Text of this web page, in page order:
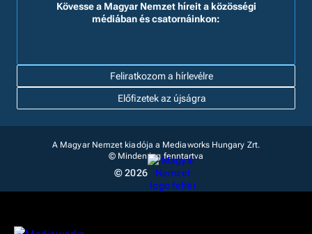
Feliratkozom a hírlevélre
Kövesse a Magyar Nemzet híreit a közösségi
médiában és csatornáinkon:
Előfizetek az újságra
A Magyar Nemzet kiadója a Mediaworks Hungary Zrt.
© Minden jog fenntartva
© 2026